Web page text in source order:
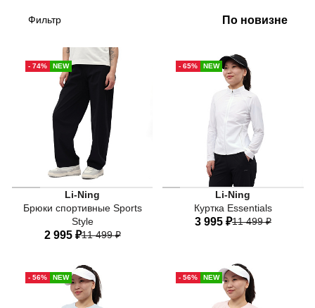
Фильтр По новизне
- 74% NEW
Li-Ning
Брюки спортивные Sports
Style
2 995 ₽11 499 ₽
40 42 44
50
- 65% NEW
Li-Ning
Куртка Essentials
3 995 ₽11 499 ₽
50
52
- 56% NEW - 56% NEW